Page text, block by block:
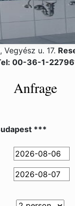
Vegyész u. 17.
00-36-1-
Anfrage
***